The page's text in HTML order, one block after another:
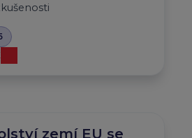
zemí EU se